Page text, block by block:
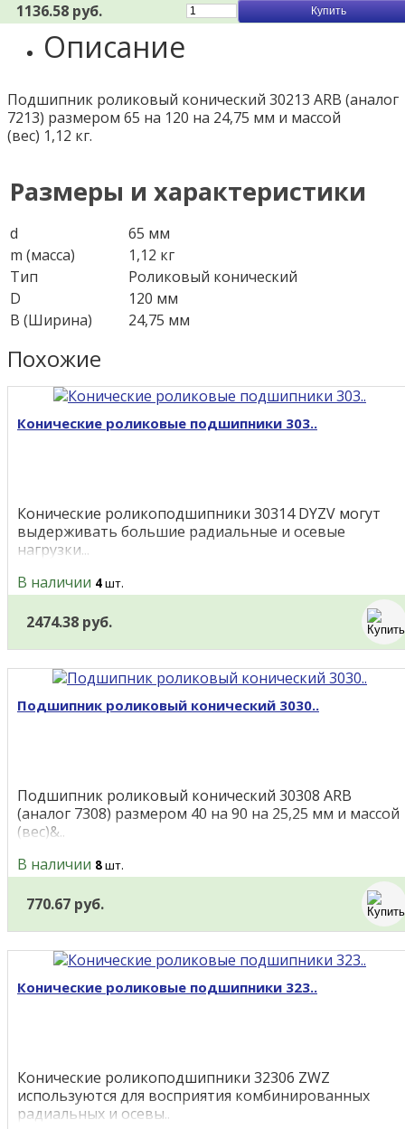
1136.58 руб. Купить
Описание
Подшипник роликовый конический 30213 ARB (аналог
7213) размером 65 на 120 на 24,75 мм и массой
(вес) 1,12 кг.
Размеры и характеристики
d
65 мм
m (масса)
1,12 кг
Тип
Роликовый конический
D
120 мм
B (Ширина)
24,75 мм
Похожие
Конические роликовые подшипники 303..
Конические роликоподшипники 30314 DYZV могут
выдерживать большие радиальные и осевые
нагрузки...
В наличии 4шт.
2474.38 руб.
Подшипник роликовый конический 3030..
Подшипник роликовый конический 30308 ARB
(аналог 7308) размером 40 на 90 на 25,25 мм и массой
(вес)&..
В наличии 8шт.
770.67 руб.
Конические роликовые подшипники 323..
Конические роликоподшипники 32306 ZWZ
используются для восприятия комбинированных
радиальных и осевы..